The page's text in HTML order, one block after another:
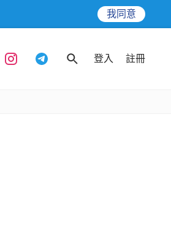
我同意
登入 註冊